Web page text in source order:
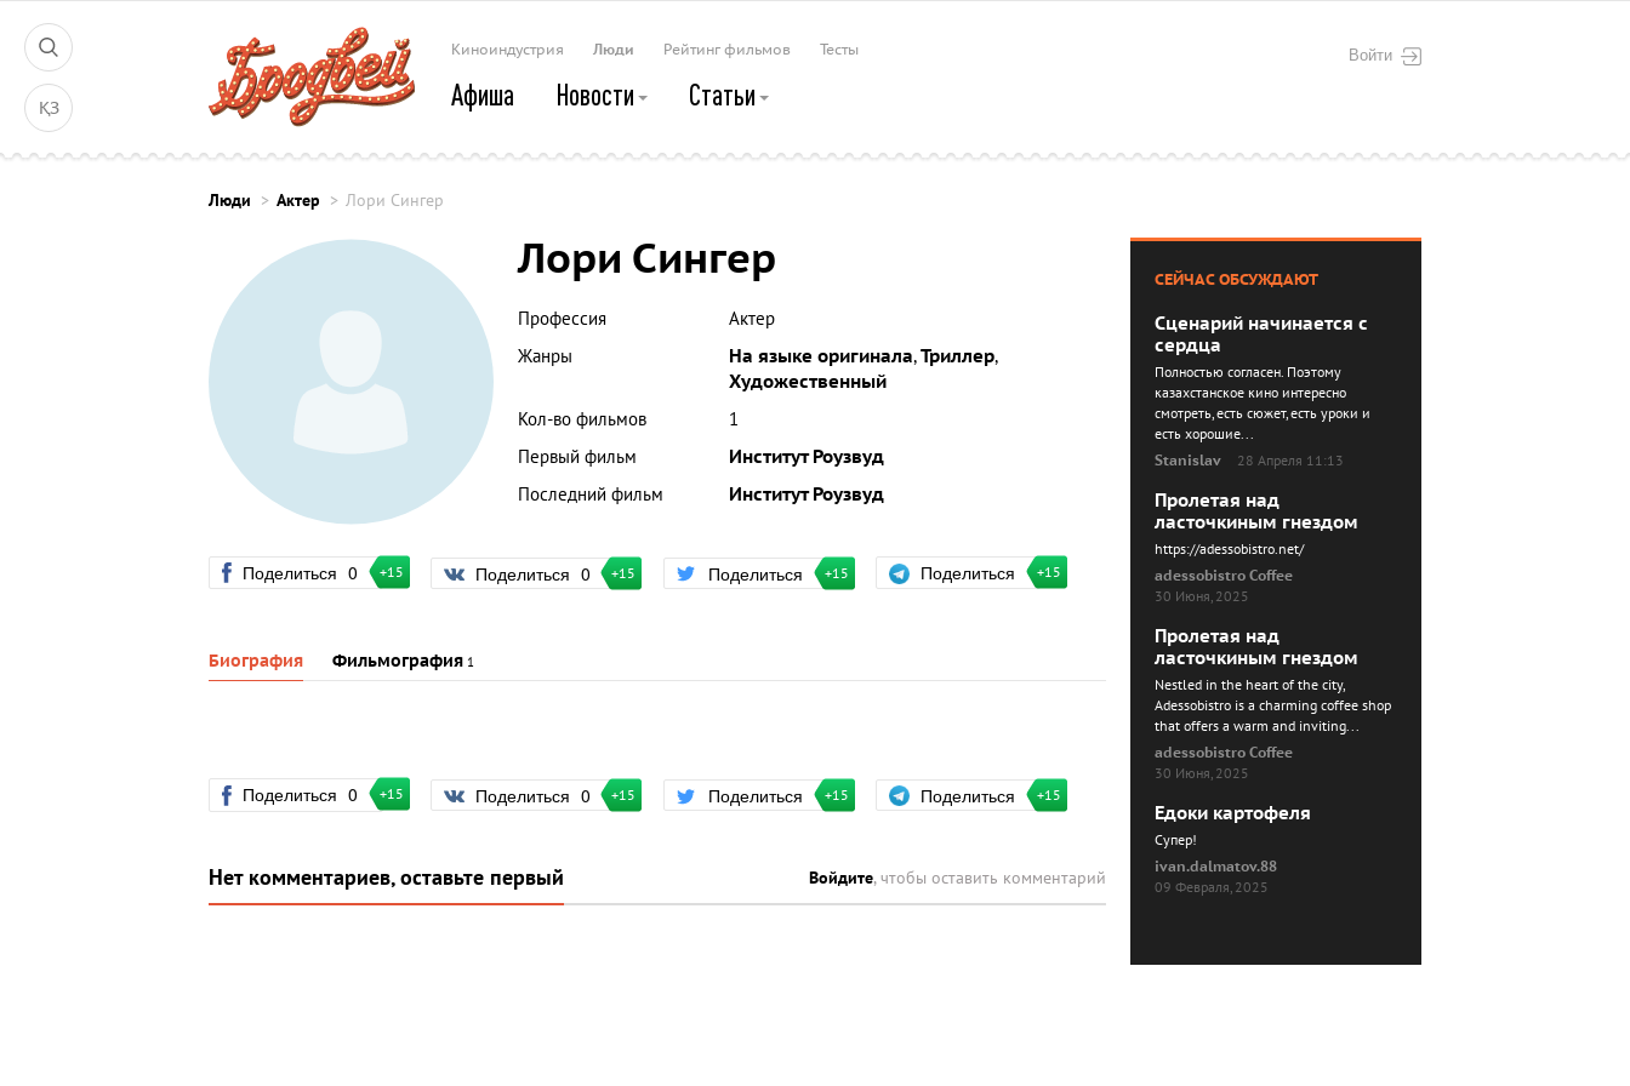
ҚЗ
Войти
Киноиндустрия Люди Рейтинг фильмов Тесты
Афиша Новости Статьи
Люди Актер Лори Сингер
Лори Сингер
Профессия
Актер
Жанры
На языке оригинала,Триллер,
Художественный
Кол-во фильмов
1
Первый фильм
Институт Роузвуд
Последний фильм
Институт Роузвуд
Поделиться 0 +15 Поделиться 0 +15 Поделиться +15 Поделиться +15
Биография Фильмография 1
Поделиться 0 +15 Поделиться 0 +15 Поделиться +15 Поделиться +15
Нет комментариев, оставьте первый Войдите, чтобы оставить комментарий
СЕЙЧАС ОБСУЖДАЮТ
Сценарий начинается с
сердца
Полностью согласен. Поэтому
казахстанское кино интересно
смотреть, есть сюжет, есть уроки и
есть хорошие...
Stanislav
28 Апреля 11:13
Пролетая над
ласточкиным гнездом
https://adessobistro.net/
adessobistro Coffee
30 Июня, 2025
Пролетая над
ласточкиным гнездом
Nestled in the heart of the city,
Adessobistro is a charming coffee shop
that offers a warm and inviting...
adessobistro Coffee
30 Июня, 2025
Едоки картофеля
Cупер!
ivan.dalmatov.88
09 Февраля, 2025